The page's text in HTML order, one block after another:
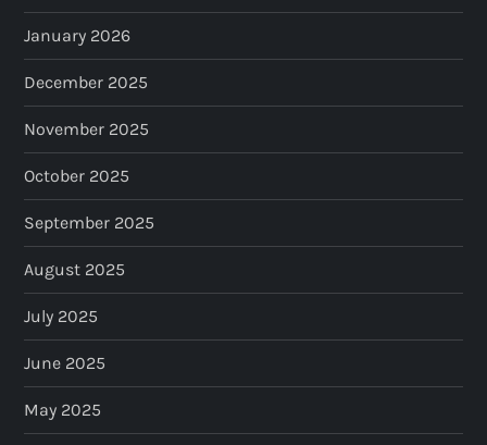
January 2026
December 2025
November 2025
October 2025
September 2025
August 2025
July 2025
June 2025
May 2025